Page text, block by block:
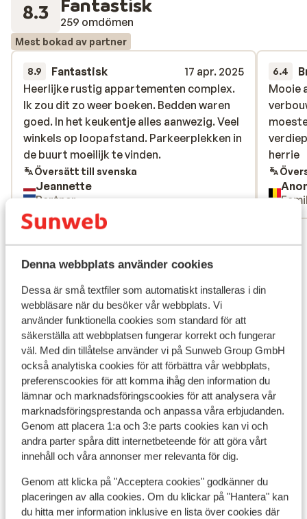
Denna webbplats använder cookies
Dessa är små textfiler som automatiskt installeras i din
webbläsare när du besöker vår webbplats. Vi
använder funktionella cookies som standard för att
säkerställa att webbplatsen fungerar korrekt och fungerar
väl. Med din tillåtelse använder vi på Sunweb Group GmbH
också analytiska cookies för att förbättra vår webbplats,
preferenscookies för att komma ihåg den information du
lämnar och marknadsföringscookies för att analysera vår
marknadsföringsprestanda och anpassa våra erbjudanden.
Genom att placera 1:a och 3:e parts cookies kan vi och
andra parter spåra ditt internetbeteende för att göra vårt
innehåll och våra annonser mer relevanta för dig.
Genom att klicka på "Acceptera cookies" godkänner du
placeringen av alla cookies. Om du klickar på "Hantera" kan
du hitta mer information inklusive en lista över cookies där
en underbar semester!
8.3 259 omdömen
Mest bokad av partner
8.9 Fantastisk
17 apr. 2025
Heerlijke rustig appartementen complex.
Ik zou dit zo weer boeken. Bedden waren
goed. In het keukentje alles aanwezig. Veel
winkels op loopafstand. Parkeerplekken in
de buurt moeilijk te vinden.
Heerlijke rustig appartementen complex.
Ik zou dit zo weer boeken. Bedden waren
goed. In het keukentje alles aanwezig. Veel
winkels op loopafstand. Parkeerplekken in
de buurt moeilijk te vinden.
Översätt till svenska
Jeannette
Partner
6.4
Mooie
herrie
Mooie
herrie
Andra boenden i Gran Canaria
Bungalows Los Leones
Club Maspalomas Suites & Spa - endast vuxna
Relaxia los Girasoles
Lopesan Costa Meloneras Resort & Spa
Hartaguna Hotel - endast vuxna
Don Gregory by Dunas Hotel - endast vuxna